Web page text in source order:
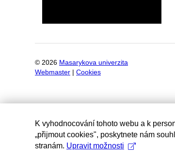
© 2026 Masarykova univerzita
Webmaster
Cookies
K vyhodnocování tohoto webu a k
„přijmout cookies", poskytnete nám
stranám. Upravit možnosti